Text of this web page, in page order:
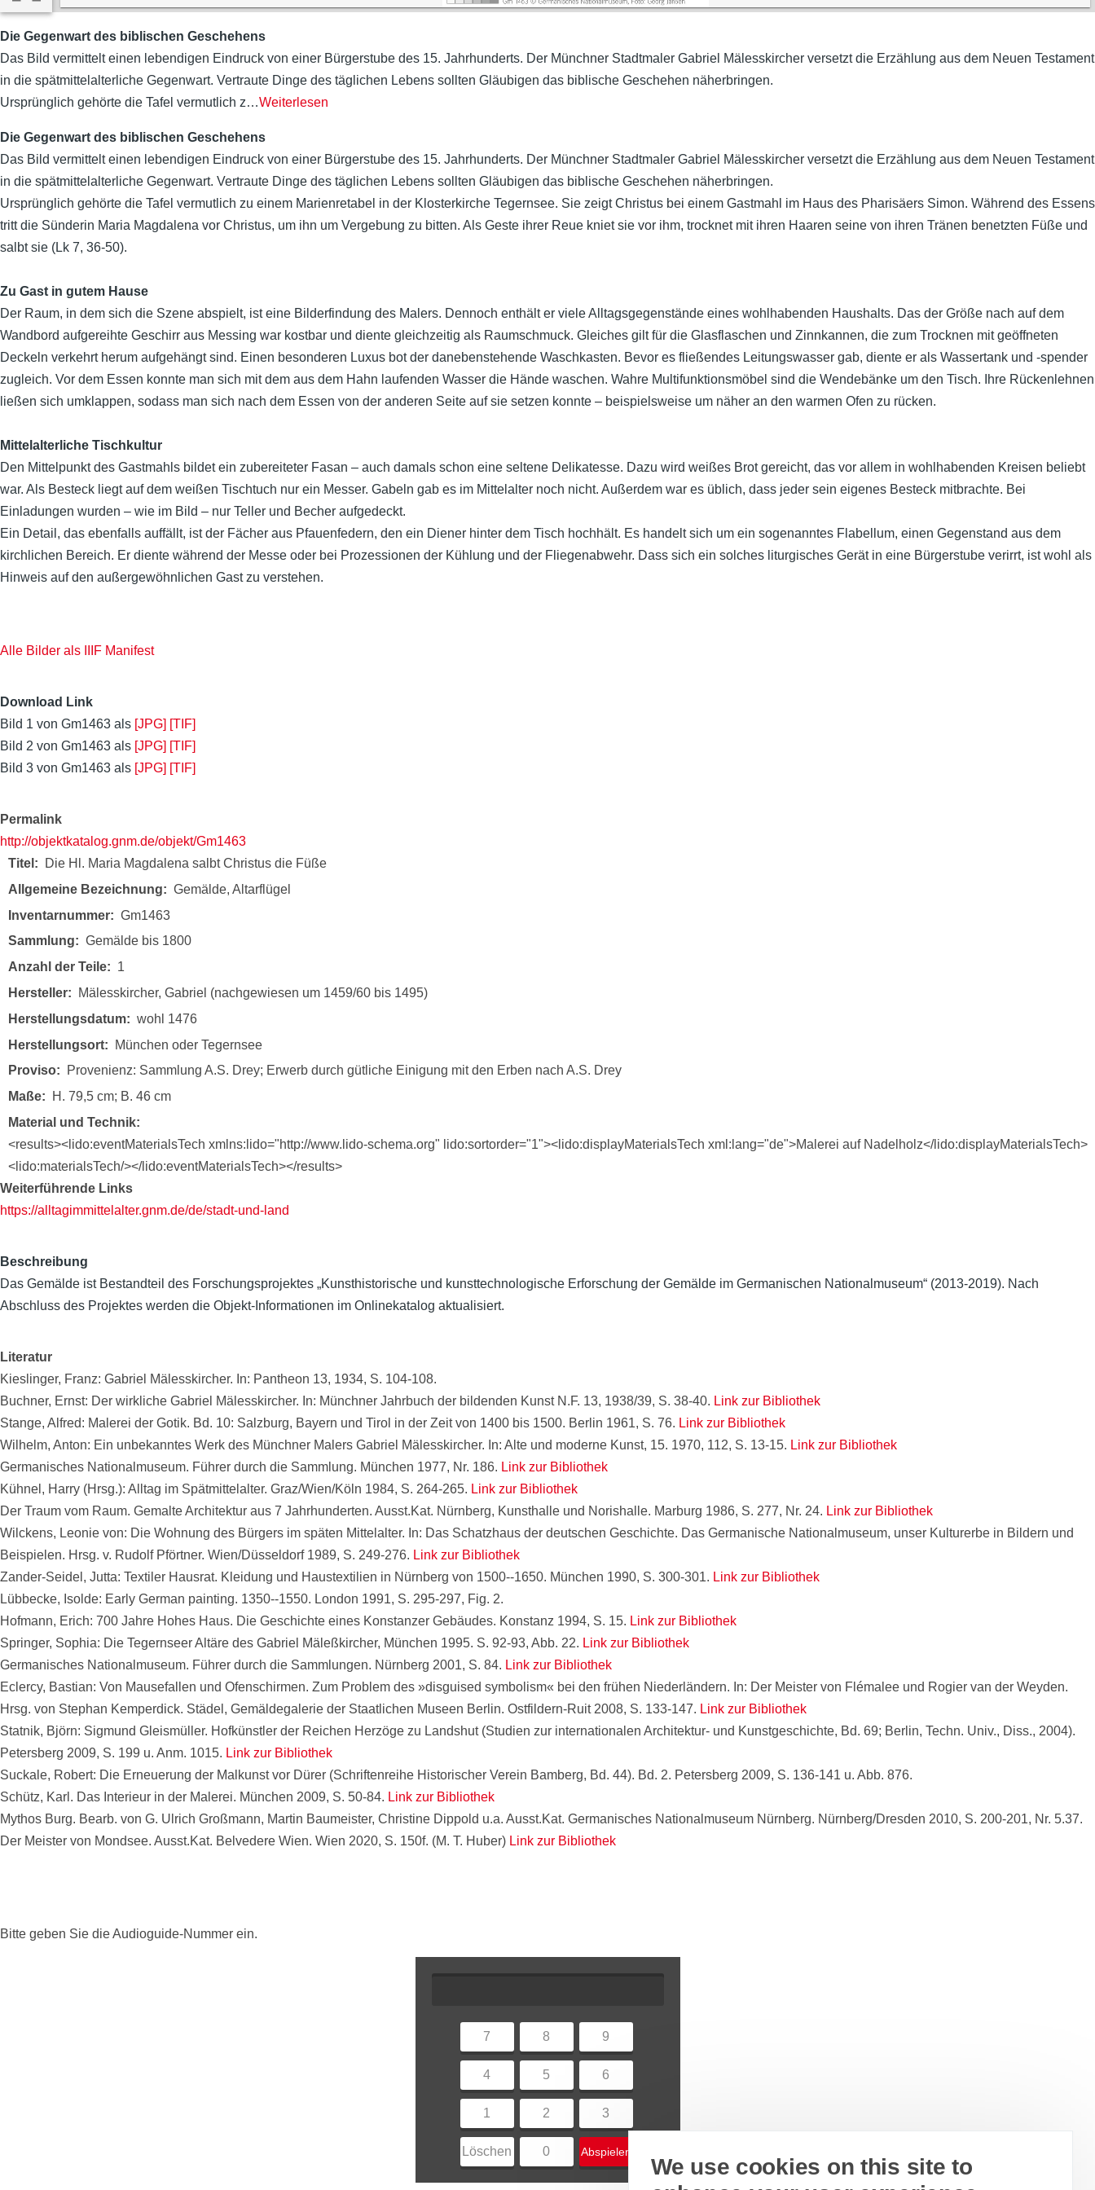
Die Gegenwart des biblischen Geschehens
Das Bild vermittelt einen lebendigen Eindruck von einer Bürgerstube des 15. Jahrhunderts. Der Münchner Stadtmaler Gabriel Mälesskircher versetzt die Erzählung aus dem Neuen Testament
in die spätmittelalterliche Gegenwart. Vertraute Dinge des täglichen Lebens sollten Gläubigen das biblische Geschehen näherbringen.
Ursprünglich gehörte die Tafel vermutlich z…Weiterlesen
Die Gegenwart des biblischen Geschehens
Das Bild vermittelt einen lebendigen Eindruck von einer Bürgerstube des 15. Jahrhunderts. Der Münchner Stadtmaler Gabriel Mälesskircher versetzt die Erzählung aus dem Neuen Testament
in die spätmittelalterliche Gegenwart. Vertraute Dinge des täglichen Lebens sollten Gläubigen das biblische Geschehen näherbringen.
Ursprünglich gehörte die Tafel vermutlich zu einem Marienretabel in der Klosterkirche Tegernsee. Sie zeigt Christus bei einem Gastmahl im Haus des Pharisäers Simon. Während des Essens
tritt die Sünderin Maria Magdalena vor Christus, um ihn um Vergebung zu bitten. Als Geste ihrer Reue kniet sie vor ihm, trocknet mit ihren Haaren seine von ihren Tränen benetzten Füße und
salbt sie (Lk 7, 36-50).
Zu Gast in gutem Hause
Der Raum, in dem sich die Szene abspielt, ist eine Bilderfindung des Malers. Dennoch enthält er viele Alltagsgegenstände eines wohlhabenden Haushalts. Das der Größe nach auf dem
Wandbord aufgereihte Geschirr aus Messing war kostbar und diente gleichzeitig als Raumschmuck. Gleiches gilt für die Glasflaschen und Zinnkannen, die zum Trocknen mit geöffneten
Deckeln verkehrt herum aufgehängt sind. Einen besonderen Luxus bot der danebenstehende Waschkasten. Bevor es fließendes Leitungswasser gab, diente er als Wassertank und -spender
zugleich. Vor dem Essen konnte man sich mit dem aus dem Hahn laufenden Wasser die Hände waschen. Wahre Multifunktionsmöbel sind die Wendebänke um den Tisch. Ihre Rückenlehnen
ließen sich umklappen, sodass man sich nach dem Essen von der anderen Seite auf sie setzen konnte – beispielsweise um näher an den warmen Ofen zu rücken.
Mittelalterliche Tischkultur
Den Mittelpunkt des Gastmahls bildet ein zubereiteter Fasan – auch damals schon eine seltene Delikatesse. Dazu wird weißes Brot gereicht, das vor allem in wohlhabenden Kreisen beliebt
war. Als Besteck liegt auf dem weißen Tischtuch nur ein Messer. Gabeln gab es im Mittelalter noch nicht. Außerdem war es üblich, dass jeder sein eigenes Besteck mitbrachte. Bei
Einladungen wurden – wie im Bild – nur Teller und Becher aufgedeckt.
Ein Detail, das ebenfalls auffällt, ist der Fächer aus Pfauenfedern, den ein Diener hinter dem Tisch hochhält. Es handelt sich um ein sogenanntes Flabellum, einen Gegenstand aus dem
kirchlichen Bereich. Er diente während der Messe oder bei Prozessionen der Kühlung und der Fliegenabwehr. Dass sich ein solches liturgisches Gerät in eine Bürgerstube verirrt, ist wohl als
Hinweis auf den außergewöhnlichen Gast zu verstehen.
Alle Bilder als IIIF Manifest
Download Link
Bild 1 von Gm1463 als [JPG] [TIF]
Bild 2 von Gm1463 als [JPG] [TIF]
Bild 3 von Gm1463 als [JPG] [TIF]
Permalink
http://objektkatalog.gnm.de/objekt/Gm1463
Titel
Die Hl. Maria Magdalena salbt Christus die Füße
Allgemeine Bezeichnung
Gemälde, Altarflügel
Inventarnummer
Gm1463
Sammlung
Gemälde bis 1800
Anzahl der Teile
1
Hersteller
Mälesskircher, Gabriel (nachgewiesen um 1459/60 bis 1495)
Herstellungsdatum
wohl 1476
Herstellungsort
München oder Tegernsee
Proviso
Provenienz: Sammlung A.S. Drey; Erwerb durch gütliche Einigung mit den Erben nach A.S. Drey
Maße
H. 79,5 cm; B. 46 cm
Material und Technik
<results><lido:eventMaterialsTech xmlns:lido="http://www.lido-schema.org" lido:sortorder="1"><lido:displayMaterialsTech xml:lang="de">Malerei auf Nadelholz</lido:displayMaterialsTech>
<lido:materialsTech/></lido:eventMaterialsTech></results>
Weiterführende Links
https://alltagimmittelalter.gnm.de/de/stadt-und-land
Beschreibung
Das Gemälde ist Bestandteil des Forschungsprojektes „Kunsthistorische und kunsttechnologische Erforschung der Gemälde im Germanischen Nationalmuseum“ (2013-2019). Nach
Abschluss des Projektes werden die Objekt-Informationen im Onlinekatalog aktualisiert.
Literatur
Kieslinger, Franz: Gabriel Mälesskircher. In: Pantheon 13, 1934, S. 104-108.
Buchner, Ernst: Der wirkliche Gabriel Mälesskircher. In: Münchner Jahrbuch der bildenden Kunst N.F. 13, 1938/39, S. 38-40. Link zur Bibliothek
Stange, Alfred: Malerei der Gotik. Bd. 10: Salzburg, Bayern und Tirol in der Zeit von 1400 bis 1500. Berlin 1961, S. 76. Link zur Bibliothek
Wilhelm, Anton: Ein unbekanntes Werk des Münchner Malers Gabriel Mälesskircher. In: Alte und moderne Kunst, 15. 1970, 112, S. 13-15. Link zur Bibliothek
Germanisches Nationalmuseum. Führer durch die Sammlung. München 1977, Nr. 186. Link zur Bibliothek
Kühnel, Harry (Hrsg.): Alltag im Spätmittelalter. Graz/Wien/Köln 1984, S. 264-265. Link zur Bibliothek
Der Traum vom Raum. Gemalte Architektur aus 7 Jahrhunderten. Ausst.Kat. Nürnberg, Kunsthalle und Norishalle. Marburg 1986, S. 277, Nr. 24. Link zur Bibliothek
Wilckens, Leonie von: Die Wohnung des Bürgers im späten Mittelalter. In: Das Schatzhaus der deutschen Geschichte. Das Germanische Nationalmuseum, unser Kulturerbe in Bildern und
Beispielen. Hrsg. v. Rudolf Pförtner. Wien/Düsseldorf 1989, S. 249-276. Link zur Bibliothek
Zander-Seidel, Jutta: Textiler Hausrat. Kleidung und Haustextilien in Nürnberg von 1500--1650. München 1990, S. 300-301. Link zur Bibliothek
Lübbecke, Isolde: Early German painting. 1350--1550. London 1991, S. 295-297, Fig. 2.
Hofmann, Erich: 700 Jahre Hohes Haus. Die Geschichte eines Konstanzer Gebäudes. Konstanz 1994, S. 15. Link zur Bibliothek
Springer, Sophia: Die Tegernseer Altäre des Gabriel Mäleßkircher, München 1995. S. 92-93, Abb. 22. Link zur Bibliothek
Germanisches Nationalmuseum. Führer durch die Sammlungen. Nürnberg 2001, S. 84. Link zur Bibliothek
Eclercy, Bastian: Von Mausefallen und Ofenschirmen. Zum Problem des »disguised symbolism« bei den frühen Niederländern. In: Der Meister von Flémalee und Rogier van der Weyden.
Hrsg. von Stephan Kemperdick. Städel, Gemäldegalerie der Staatlichen Museen Berlin. Ostfildern-Ruit 2008, S. 133-147. Link zur Bibliothek
Statnik, Björn: Sigmund Gleismüller. Hofkünstler der Reichen Herzöge zu Landshut (Studien zur internationalen Architektur- und Kunstgeschichte, Bd. 69; Berlin, Techn. Univ., Diss., 2004).
Petersberg 2009, S. 199 u. Anm. 1015. Link zur Bibliothek
Suckale, Robert: Die Erneuerung der Malkunst vor Dürer (Schriftenreihe Historischer Verein Bamberg, Bd. 44). Bd. 2. Petersberg 2009, S. 136-141 u. Abb. 876.
Schütz, Karl. Das Interieur in der Malerei. München 2009, S. 50-84. Link zur Bibliothek
Mythos Burg. Bearb. von G. Ulrich Großmann, Martin Baumeister, Christine Dippold u.a. Ausst.Kat. Germanisches Nationalmuseum Nürnberg. Nürnberg/Dresden 2010, S. 200-201, Nr. 5.37.
Der Meister von Mondsee. Ausst.Kat. Belvedere Wien. Wien 2020, S. 150f. (M. T. Huber) Link zur Bibliothek
Bitte geben Sie die Audioguide-Nummer ein.
7 8 9
4 5 6
1 2 3
Löschen 0 Abspielen
We use cookies on this site to